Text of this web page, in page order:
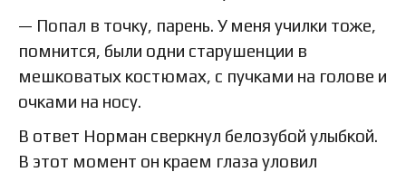
— Попал в точку, парень. У меня училки тоже,
помнится, были одни старушенции в
мешковатых костюмах, с пучками на голове и
очками на носу.
В ответ Норман сверкнул белозубой улыбкой.
В этот момент он краем глаза уловил